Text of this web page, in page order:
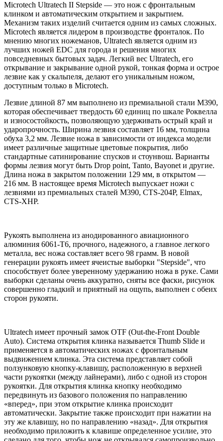
Microtech Ultratech II Stepside — это нож с фронтальным
клинком и автоматическим открытием и закрытием.
Механизм таких изделий считается одним из самых сложных.
Microtech является лидером в производстве фронталок. По
мнению многих ножеманов, Ultratech является одним из
лучших ножей EDC для города и решения многих
повседневных бытовых задач. Легкий вес Ultratech, его
открывание и закрывание одной рукой, тонкая форма и острое
лезвие как у скальпеля, делают его уникальным ножом,
доступным только в Microtech.
Лезвие длиной 87 мм выполнено из премиальной стали M390,
которая обеспечивает твердость 60 единиц по шкале Роквелла
и износостойкость, позволяющую удерживать острый край и
ударопрочность. Ширина лезвия составляет 16 мм, толщина
обуха 3,2 мм. Лезвие ножа в зависимости от индекса модели
имеет различные защитные цветовые покрытия, либо
стандартные сатинирование спусков и стоунвош. Варианты
формы лезвия могут быть Drop point, Tanto, Bayonet и другие.
Длина ножа в закрытом положении 129 мм, в открытом —
216 мм. В настоящее время Microtech выпускает ножи с
лезвиями из премиальных сталей M390, CTS-204P, Elmax,
CTS-XHP.
Рукоять выполнена из анодированного авиационного
алюминия 6061-T6, прочного, надежного, а главное легкого
металла, вес ножа составляет всего 98 грамм. В новой
генерации рукоять имеет ячеистые выборки "Stepside", что
способствует более уверенному удержанию ножа в руке. Сами
выборки сделаны очень аккуратно, сняты все фаски, рисунок
совершенно гладкий и приятный на ощупь, выполнен с обеих
сторон рукояти.
Ultratech имеет прочный замок OTF (Out-the-Front Double
Auto). Система открытия клинка называется Thumb Slide и
применяется в автоматических ножах с фронтальным
выдвижением клинка. Эта система представляет собой
ползунковую кнопку-клавишу, расположенную в верхней
части рукоятки (между лайнерами), либо с одной из сторон
рукоятки. Для открытия клинка кнопку необходимо
передвинуть из базового положения по направлению
«вперед», при этом открытие клинка происходит
автоматически. Закрытие также происходит при нажатии на
эту же клавишу, но по направлению «назад». Для открытия
необходимо приложить к клавише определенное усилие, это